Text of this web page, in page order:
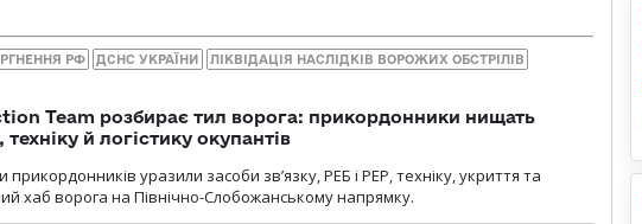
РФ ДСНС УКРАЇНИ ЛІКВІДАЦІЯ НАСЛІДКІВ ВОРОЖИХ ОБСТРІЛІВ
Team розбирає тил ворога: прикордонники нищать
техніку й логістику окупантів
прикордонників уразили засоби зв’язку, РЕБ і РЕР, техніку, укриття та
хаб ворога на Північно-Слобожанському напрямку.